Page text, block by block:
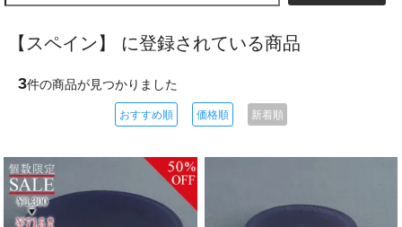
【スペイン】 に登録されている商品
3件の商品が見つかりました
おすすめ順 価格順 新着順